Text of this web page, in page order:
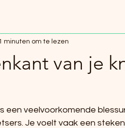
van je
1 minuten om te lezen
een veelvoorkomende
Je voelt vaak een